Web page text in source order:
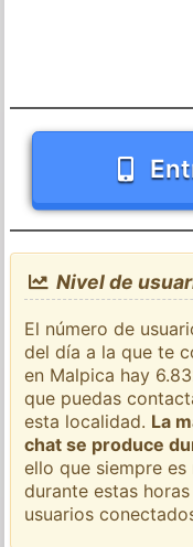
Nivel de
El número de
del día a la que te
en Malpica hay
que puedas
esta localidad. La
chat se produce
ello que siempre
durante estas
usuarios